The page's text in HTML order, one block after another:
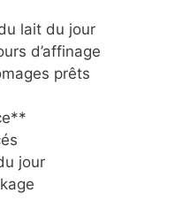
lait du jour
d’affinage
prêts
jour